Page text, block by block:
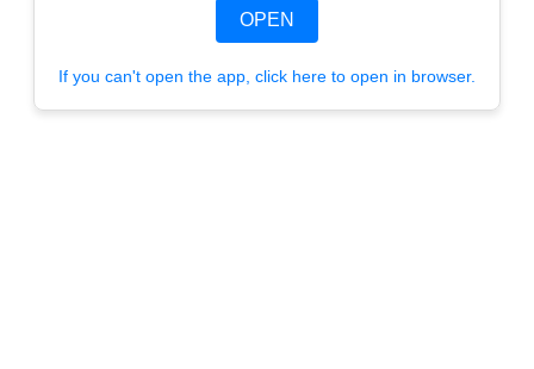
OPEN
If you can't open the app, click here to open in browser.